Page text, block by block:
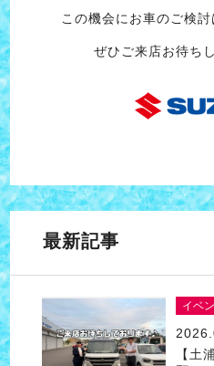
この機会にお車のご検
ぜひご来店お待ち
最新記事
イベ
【土